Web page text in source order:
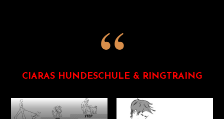
CIARAS HUNDESCHULE & RINGTRAING